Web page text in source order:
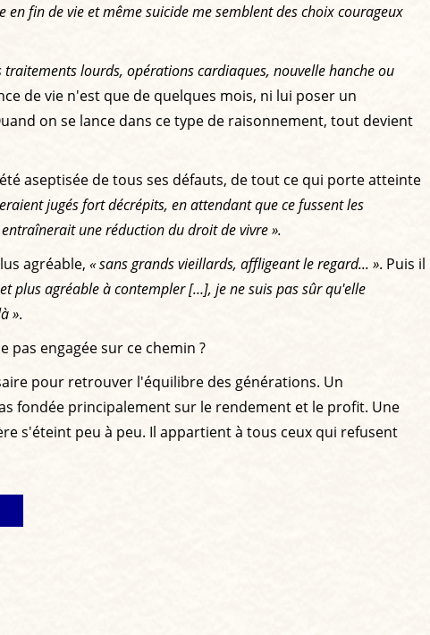
en fin de vie et même suicide me semblent des choix courageux
lourds, opérations cardiaques, nouvelle hanche ou
de vie n'est que de quelques mois, ni lui poser un
on se lance dans ce type de raisonnement, tout devient
aseptisée de tous ses défauts, de tout ce qui porte atteinte
jugés fort décrépits, en attendant que ce fussent les
une réduction du droit de vivre ».
agréable, « sans grands vieillards, affligeant le regard... ». Puis il
plus agréable à contempler […], je ne suis pas sûr qu'elle
».
pas engagée sur ce chemin ?
pour retrouver l'équilibre des générations. Un
fondée principalement sur le rendement et le profit. Une
s'éteint peu à peu. Il appartient à tous ceux qui refusent